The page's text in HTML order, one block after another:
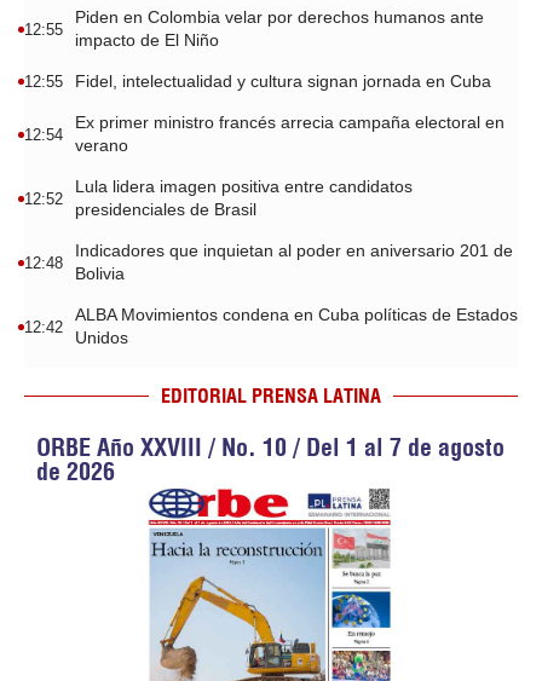
12:55
Piden en Colombia velar por derechos humanos ante
impacto de El Niño
12:55 Fidel, intelectualidad y cultura signan jornada en Cuba
12:54
Ex primer ministro francés arrecia campaña electoral en
verano
12:52
Lula lidera imagen positiva entre candidatos
presidenciales de Brasil
12:48
Indicadores que inquietan al poder en aniversario 201 de
Bolivia
12:42
ALBA Movimientos condena en Cuba políticas de Estados
Unidos
EDITORIAL PRENSA LATINA
ORBE Año XXVIII / No. 10 / Del 1 al 7 de agosto
de 2026